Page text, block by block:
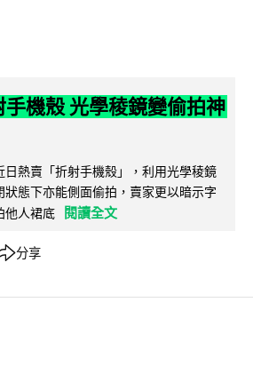
機殼 光學稜鏡變偷拍神
日熱賣「折射手機殼」，利用光學稜鏡
態下亦能側面偷拍，賣家更以暗示字
他人裙底
閱讀全文
分享